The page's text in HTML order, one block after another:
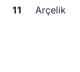
11
Arçelik